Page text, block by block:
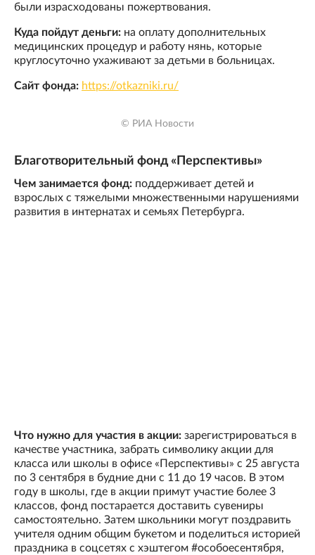
были израсходованы пожертвования.
Куда пойдут деньги: на оплату дополнительных
медицинских процедур и работу нянь, которые
круглосуточно ухаживают за детьми в больницах.
Сайт фонда: https://otkazniki.ru/
© РИА Новости
Благотворительный фонд «Перспективы»
Чем занимается фонд: поддерживает детей и
взрослых с тяжелыми множественными нарушениями
развития в интернатах и семьях Петербурга.
Что нужно для участия в акции: зарегистрироваться в
качестве участника, забрать символику акции для
класса или школы в офисе «Перспективы» с 25 августа
по 3 сентября в будние дни с 11 до 19 часов. В этом
году в школы, где в акции примут участие более 3
классов, фонд постарается доставить сувениры
самостоятельно. Затем школьники могут поздравить
учителя одним общим букетом и поделиться историей
праздника в соцсетях с хэштегом #особоесентября,